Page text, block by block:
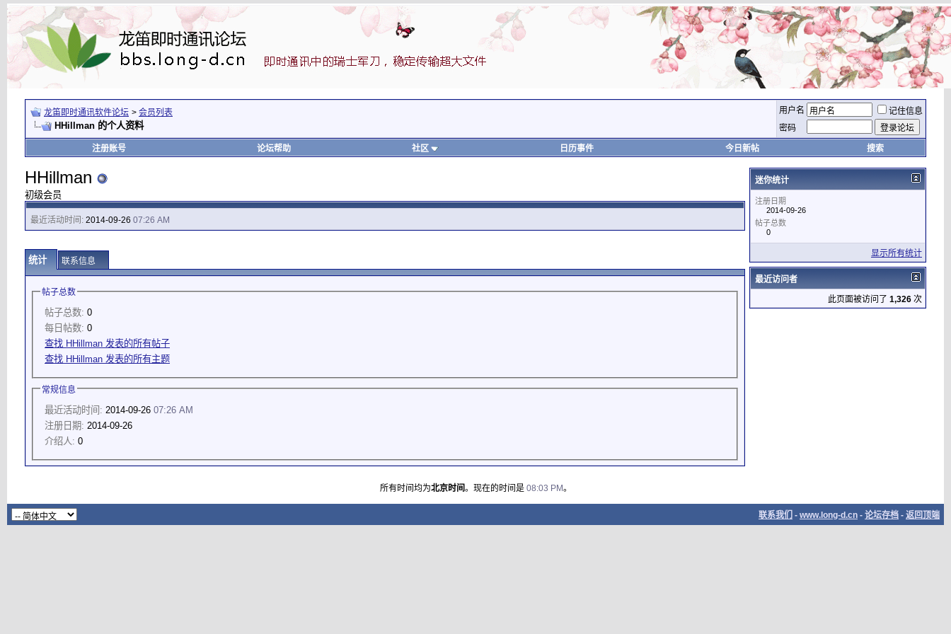
龙笛即时通讯软件论坛 > 会员列表
HHillman 的个人资料
用户名
记住信息
密码
注册账号 论坛帮助 社区 日历事件 今日新帖 搜索
HHillman
初级会员
最近活动时间: 2014-09-26 07:26 AM
统计 联系信息
帖子总数
帖子总数: 0
每日帖数: 0
查找 HHillman 发表的所有帖子
查找 HHillman 发表的所有主题
常规信息
最近活动时间: 2014-09-26 07:26 AM
注册日期: 2014-09-26
介绍人: 0
迷你统计
注册日期
2014-09-26
帖子总数
0
显示所有统计
最近访问者
此页面被访问了 1,326 次
所有时间均为北京时间。现在的时间是 08:03 PM。
联系我们 - www.long-d.cn - 论坛存档 - 返回顶端